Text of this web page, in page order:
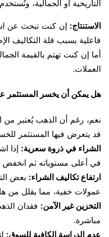
التاريخية أو الجمالية،
الاستنتاج: إن كنت تبحث عن
فاعلية بسبب قلة التكاليف
أما إن كنت تهتم بالقيمة
العملات.
هل يمكن أن يخسر المستثمر
نعم، رغم أن الذهب يُعتبر من
قد يتعرض فيها المستثمر
الشراء في ذروة سعرية: إذا
في أعلى مستوياته ثم انخفض
ارتفاع تكاليف الشراء: بعض
عمولات خفية، مما يقلل من
التخزين غير الآمن: فقدان
مباشرة.
عدم الدراسة الكافية للسوق: